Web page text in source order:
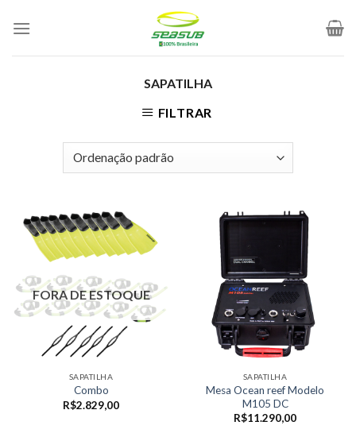
SAPATILHA
FILTRAR
FORA DE ESTOQUE
SAPATILHA
Combo
R$2.829,00
SAPATILHA
Mesa Ocean reef Modelo
M105 DC
R$11.290,00